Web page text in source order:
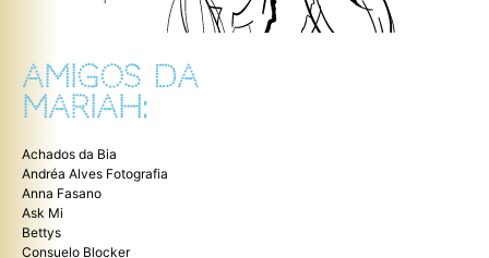
AMIGOS DA
MARIAH:
Achados da Bia
Andréa Alves Fotografia
Anna Fasano
Ask Mi
Bettys
Consuelo Blocker